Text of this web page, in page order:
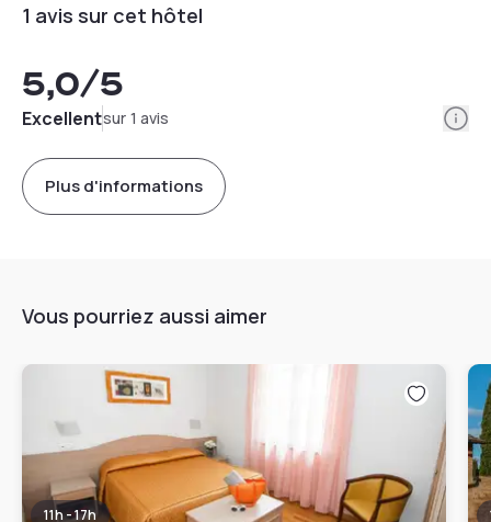
1 avis sur cet hôtel
5,0/5
Excellentsur 1 avis
Plus d'informations
Vous pourriez aussi aimer
11h - 17h